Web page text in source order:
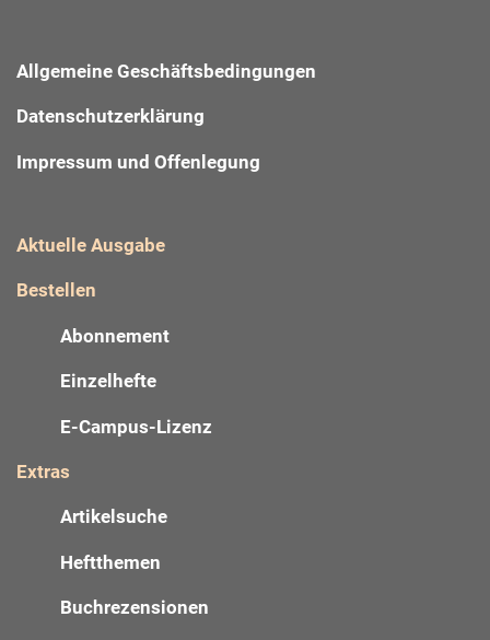
Allgemeine Geschäftsbedingungen
Datenschutzerklärung
Impressum und Offenlegung
Aktuelle Ausgabe
Bestellen
Abonnement
Einzelhefte
E-Campus-Lizenz
Extras
Artikelsuche
Heftthemen
Buchrezensionen